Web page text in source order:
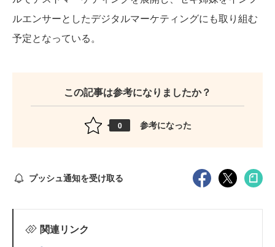
ルエンサーとしたデジタルマーケティングにも取り組む
予定となっている。
この記事は参考になりましたか？
0 参考になった
プッシュ通知を受け取る
関連リンク